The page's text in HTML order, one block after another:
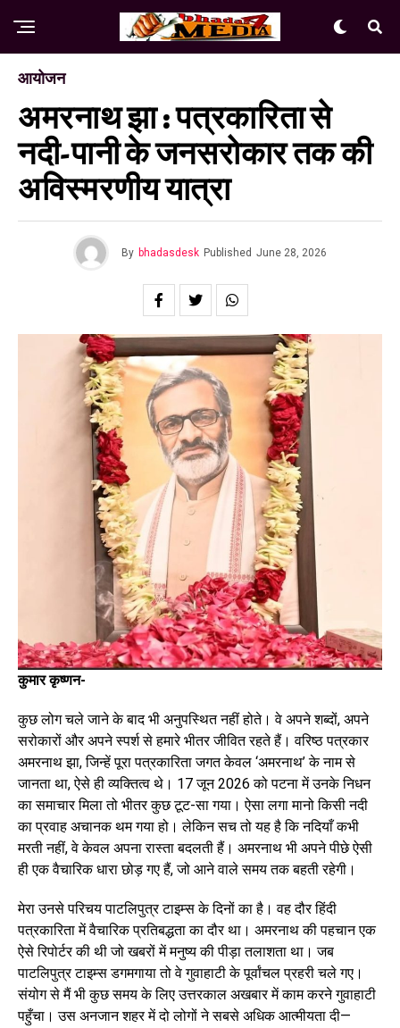
आयोजन
अमरनाथ झा : पत्रकारिता से
नदी-पानी के जनसरोकार तक की
अविस्मरणीय यात्रा
By bhadasdesk Published June 28, 2026
कुमार कृष्णन-
कुछ लोग चले जाने के बाद भी अनुपस्थित नहीं होते। वे अपने शब्दों, अपने
सरोकारों और अपने स्पर्श से हमारे भीतर जीवित रहते हैं। वरिष्ठ पत्रकार
अमरनाथ झा, जिन्हें पूरा पत्रकारिता जगत केवल ‘अमरनाथ’ के नाम से
जानता था, ऐसे ही व्यक्तित्व थे। 17 जून 2026 को पटना में उनके निधन
का समाचार मिला तो भीतर कुछ टूट-सा गया। ऐसा लगा मानो किसी नदी
का प्रवाह अचानक थम गया हो। लेकिन सच तो यह है कि नदियाँ कभी
मरती नहीं, वे केवल अपना रास्ता बदलती हैं। अमरनाथ भी अपने पीछे ऐसी
ही एक वैचारिक धारा छोड़ गए हैं, जो आने वाले समय तक बहती रहेगी।
मेरा उनसे परिचय पाटलिपुत्र टाइम्स के दिनों का है। वह दौर हिंदी
पत्रकारिता में वैचारिक प्रतिबद्धता का दौर था। अमरनाथ की पहचान एक
ऐसे रिपोर्टर की थी जो खबरों में मनुष्य की पीड़ा तलाशता था। जब
पाटलिपुत्र टाइम्स डगमगाया तो वे गुवाहाटी के पूर्वांचल प्रहरी चले गए।
संयोग से मैं भी कुछ समय के लिए उत्तरकाल अखबार में काम करने गुवाहाटी
पहुँचा। उस अनजान शहर में दो लोगों ने सबसे अधिक आत्मीयता दी—